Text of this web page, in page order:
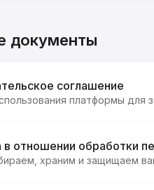
документы
соглашение
платформы для
в отношении обработки
храним и защищаем